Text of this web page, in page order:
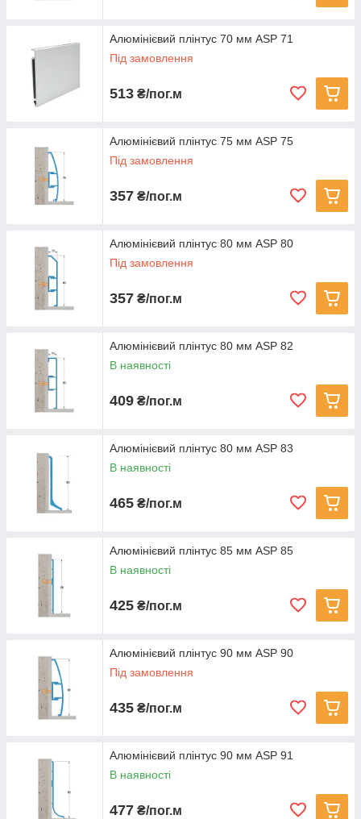
Алюмінієвий плінтус 70 мм ASP 71
Під замовлення
513 ₴/пог.м
Алюмінієвий плінтус 75 мм ASP 75
Під замовлення
357 ₴/пог.м
Алюмінієвий плінтус 80 мм ASP 80
Під замовлення
357 ₴/пог.м
Алюмінієвий плінтус 80 мм ASP 82
В наявності
409 ₴/пог.м
Алюмінієвий плінтус 80 мм ASP 83
В наявності
465 ₴/пог.м
Алюмінієвий плінтус 85 мм ASP 85
В наявності
425 ₴/пог.м
Алюмінієвий плінтус 90 мм ASP 90
Під замовлення
435 ₴/пог.м
Алюмінієвий плінтус 90 мм ASP 91
В наявності
477 ₴/пог.м